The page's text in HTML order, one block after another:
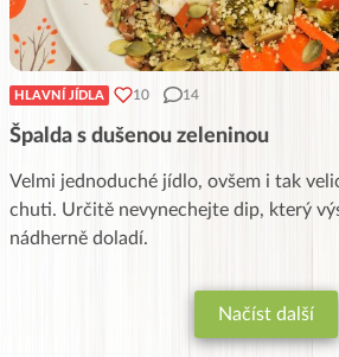
HLAVNÍ JÍDLA 10 14
Špalda s dušenou zeleninou
Velmi jednoduché jídlo, ovšem i tak
chuti. Určitě nevynechejte dip, který
nádherně doladí.
Načíst další